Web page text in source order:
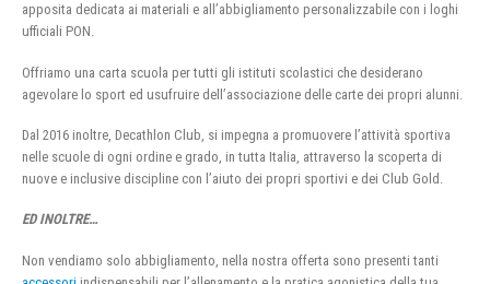
apposita dedicata ai materiali e all’abbigliamento personalizzabile con i loghi
ufficiali PON.
Offriamo una carta scuola per tutti gli istituti scolastici che desiderano
agevolare lo sport ed usufruire dell’associazione delle carte dei propri alunni.
Dal 2016 inoltre, Decathlon Club, si impegna a promuovere l’attività sportiva
nelle scuole di ogni ordine e grado, in tutta Italia, attraverso la scoperta di
nuove e inclusive discipline con l’aiuto dei propri sportivi e dei Club Gold.
ED INOLTRE…
Non vendiamo solo abbigliamento, nella nostra offerta sono presenti tanti